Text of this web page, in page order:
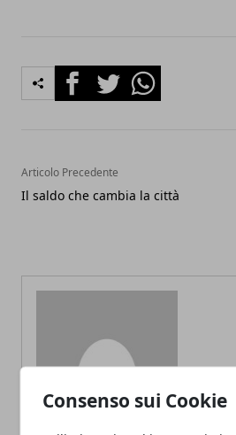
Consenso sui Cookie
FacebookTwitterWhatsapp
Articolo Precedente
Il saldo che cambia la città